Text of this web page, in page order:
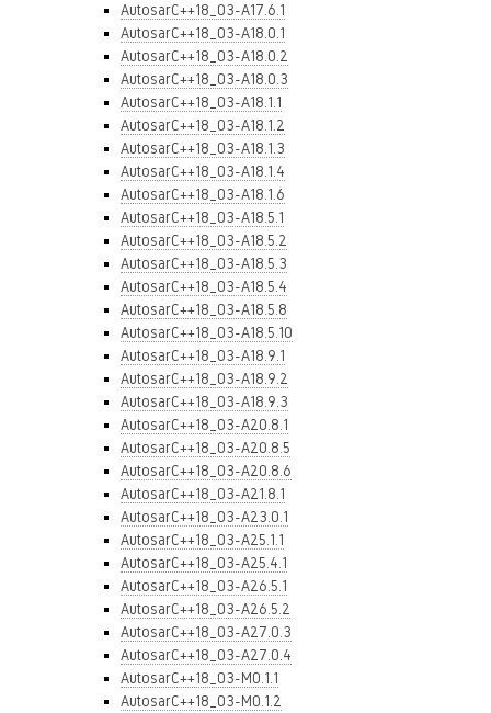
AutosarC++18_03-A17.6.1
AutosarC++18_03-A18.0.1
AutosarC++18_03-A18.0.2
AutosarC++18_03-A18.0.3
AutosarC++18_03-A18.1.1
AutosarC++18_03-A18.1.2
AutosarC++18_03-A18.1.3
AutosarC++18_03-A18.1.4
AutosarC++18_03-A18.1.6
AutosarC++18_03-A18.5.1
AutosarC++18_03-A18.5.2
AutosarC++18_03-A18.5.3
AutosarC++18_03-A18.5.4
AutosarC++18_03-A18.5.8
AutosarC++18_03-A18.5.10
AutosarC++18_03-A18.9.1
AutosarC++18_03-A18.9.2
AutosarC++18_03-A18.9.3
AutosarC++18_03-A20.8.1
AutosarC++18_03-A20.8.5
AutosarC++18_03-A20.8.6
AutosarC++18_03-A21.8.1
AutosarC++18_03-A23.0.1
AutosarC++18_03-A25.1.1
AutosarC++18_03-A25.4.1
AutosarC++18_03-A26.5.1
AutosarC++18_03-A26.5.2
AutosarC++18_03-A27.0.3
AutosarC++18_03-A27.0.4
AutosarC++18_03-M0.1.1
AutosarC++18_03-M0.1.2